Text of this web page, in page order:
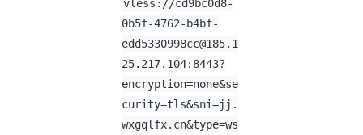
vless://cd9bc0d8-
0b5f-4762-b4bf-
edd5330998cc@185.1
25.217.104:8443?
encryption=none&se
curity=tls&sni=jj.
wxgqlfx.cn&type=ws